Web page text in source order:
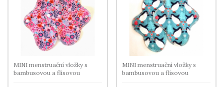
MINI menstruační vložky s
bambusovou a flísovou
MINI menstruační vložky s
bambusovou a flísovou